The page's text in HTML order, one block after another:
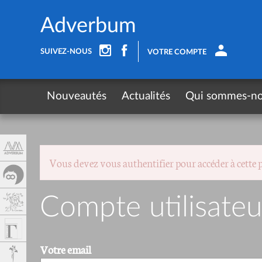
Vous devez vous authentifier pour accéder à cette
Compte
Votre email
Adverbum
SUIVEZ-NOUS VOTRE COMPTE
Nouveautés Actualités Qui sommes-